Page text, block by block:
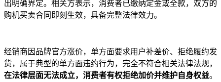
出明确界定。相关方表示，消费者已缴纳定金或全款，双方的
购机买卖合同即刻生效，具备完整法律效力。
经销商因品牌官方涨价，单方面要求用户补差价、拒绝履约发
货，属于典型的单方面违约行为，完全不符合相关法律法规，
在法律层面无法成立，消费者有权拒绝加价并维护自身权益。